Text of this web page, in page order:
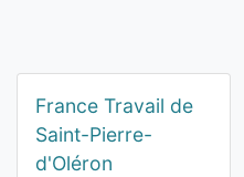
France Travail de
Saint-Pierre-
d'Oléron